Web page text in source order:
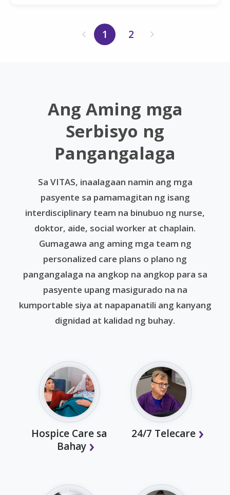
1 2
Ang Aming mga
Serbisyo ng
Pangangalaga
Sa VITAS, inaalagaan namin ang mga
pasyente sa pamamagitan ng isang
interdisciplinary team na binubuo ng nurse,
doktor, aide, social worker at chaplain.
Gumagawa ang aming mga team ng
personalized care plans o plano ng
pangangalaga na angkop na angkop para sa
pasyente upang masigurado na na
kumportable siya at napapanatili ang kanyang
dignidad at kalidad ng buhay.
Hospice Care sa
Bahay
24/7 Telecare